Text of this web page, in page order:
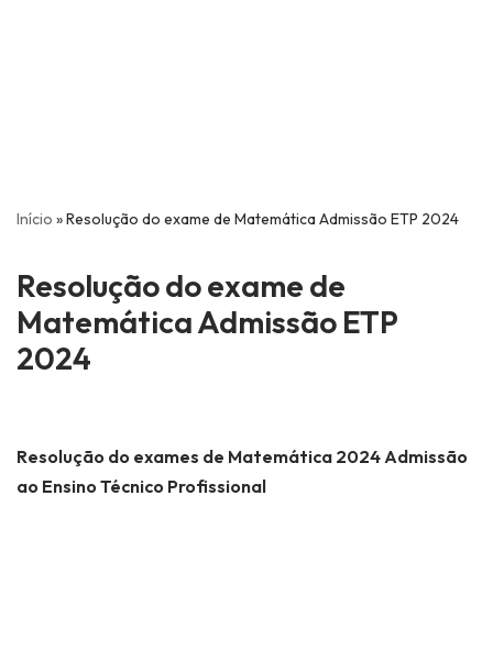
Início »Resolução do exame de Matemática Admissão ETP 2024
Resolução do exame de
Matemática Admissão ETP
2024
Resolução do exames de Matemática 2024 Admissão
ao Ensino Técnico Profissional